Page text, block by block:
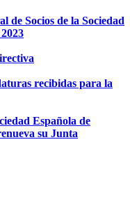
de Socios de la Sociedad
recibidas para la
Española de
su Junta